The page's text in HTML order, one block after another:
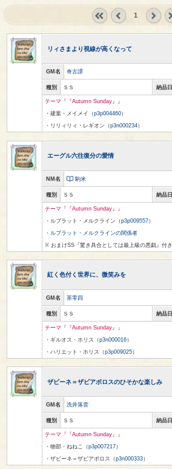
1
リィさまより視線が高くなって
GM名 奇古譚
種別 ＳＳ 納品日
テーマ『『Autumn Sunday』』
・建葉・メイメイ（p3p004460）
・リリィリィ・レギオン（p3n000234）
エーグル六往復分の愛情
NM名 駒米
種別 ＳＳ 納品日
テーマ『『Autumn Sunday』』
・ルブラット・メルクライン（p3p009557）
・ ルブラット・メルクラインの関係者
※ おまけSS『驚き具合としては最上級の悪戯』付き
紅く色付く世界に、微笑みを
GM名 茶零四
種別 ＳＳ 納品日
テーマ『『Autumn Sunday』』
・ギルオス・ホリス（p3n000016）
・ハリエット・ホリス（p3p009025）
ザビーネ＝ザビアボロスのひそかな楽しみ
GM名 洗井落雲
種別 ＳＳ 納品日
テーマ『『Autumn Sunday』』
・物部・ねねこ（p3p007217）
・ザビーネ＝ザビアボロス（p3n000333）